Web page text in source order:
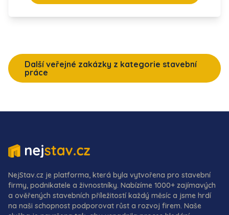
Další veřejné zakázky z kategorie stavební
práce
NejStav.cz je platforma, která byla vytvořena pro stavební
firmy, podnikatele a živnostníky. Nabízíme 1000+ zajímavých
a ověřených stavebních příležitostí každý měsíc a jsme hrdí
na naši schopnost podporovat růst a rozvoj firem. Naše